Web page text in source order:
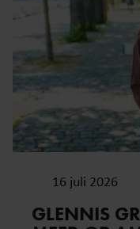
16 juli 2026
GLENNIS